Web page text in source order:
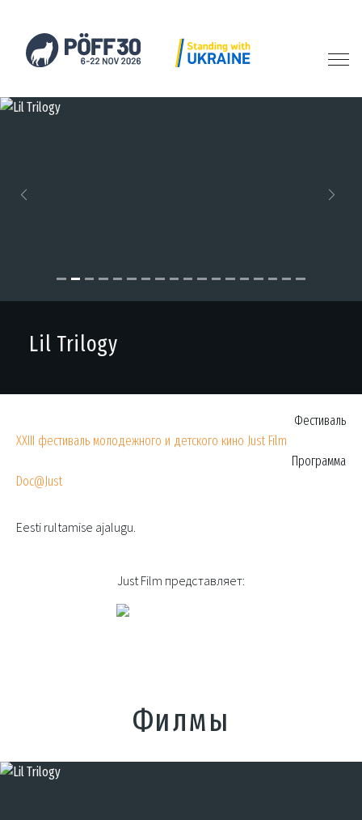
Lil Trilogy
Фестиваль
XXIII фестиваль молодежного и детского кино Just Film
Программа
Doc@Just
Eesti rultamise ajalugu.
Just Film представляет:
Филмы